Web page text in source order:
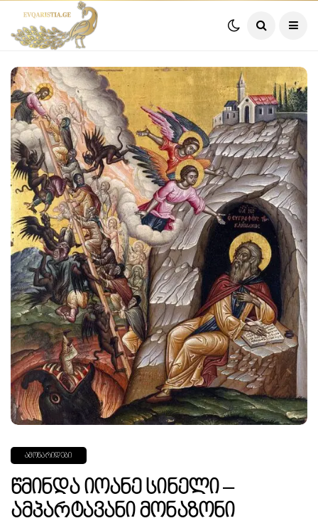
ᲐᲛᲝᲜᲐᲠᲘᲓᲔᲑᲘ
Წმინდა Იოანე Სინელი –
Ამპარტავანი Მონაზონი